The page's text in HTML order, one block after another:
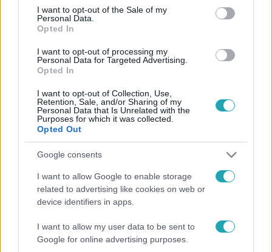
consent section.
I want to opt-out of the Sale of my
Personal Data.
Opted In
I want to opt-out of processing my
Personal Data for Targeted Advertising.
Opted In
I want to opt-out of Collection, Use,
Retention, Sale, and/or Sharing of my
Personal Data that Is Unrelated with the
Purposes for which it was collected.
Opted Out
Google consents
I want to allow Google to enable storage
related to advertising like cookies on web or
device identifiers in apps.
I want to allow my user data to be sent to
Google for online advertising purposes.
A MI KIS FALUNK ADÁSRÉSZLETEK
TITOK #SZEX #ANIKÓ #DÖBRÖSI LAURA
A MI KIS FALUNK 10. ÉVAD
Népszerű